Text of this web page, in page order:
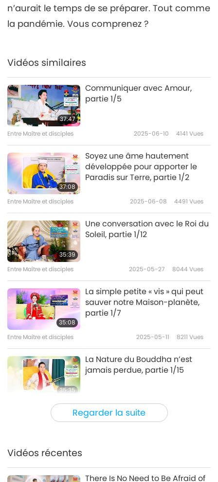
Les sept questions
d’Alexandre le Grand, partie
Entre Maître et disciples
7
27:54
Les sept questions
d’Alexandre le Grand, partie
Entre Maître et disciples 2021-04-18 7287 Vues
8
26:27
Les sept questions
d’Alexandre le Grand, partie
8/8
Entre Maître et disciples 2021-04-19 6487 Vues
n’aurait le temps de se préparer. Tout comme
la pandémie. Vous comprenez ?
Regarder la suite
Vidéos similaires
37:47
Communiquer avec Amour,
partie 1/5
Entre Maître et disciples 2025-06-10 4141 Vues
37:08
Soyez une âme hautement
développée pour apporter le
Paradis sur Terre, partie 1/2
Entre Maître et disciples 2025-06-08 4491 Vues
35:39
Une conversation avec le Roi du
Soleil, partie 1/12
Entre Maître et disciples 2025-05-27 8044 Vues
35:08
La simple petite « vis » qui peut
sauver notre Maison-planète,
partie 1/7
Entre Maître et disciples 2025-05-11 8211 Vues
35:35
La Nature du Bouddha n’est
jamais perdue, partie 1/15
Entre Maître et disciples 2025-05-05
34:44
Vidéos récentes
There Is No Need to Be Afraid of